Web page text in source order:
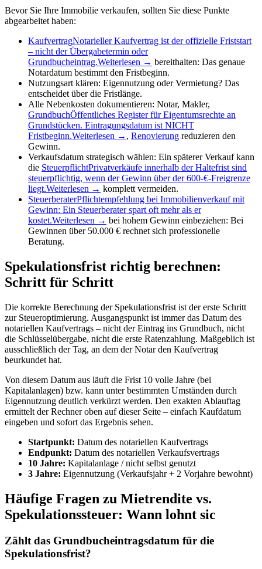
Bevor Sie Ihre Immobilie verkaufen, sollten Sie diese Punkte
abgearbeitet haben:
KaufvertragNotarieller Kaufvertrag ist der offizielle Friststart
– nicht der Übergabetermin oder
Grundbucheintrag.Weiterlesen → bereithalten: Das genaue
Notardatum bestimmt den Fristbeginn.
Nutzungsart klären: Eigennutzung oder Vermietung? Das
entscheidet über die Fristlänge.
Alle Nebenkosten dokumentieren: Notar, Makler,
GrundbuchÖffentliches Register für Eigentumsrechte an
Grundstücken. Eintragungsdatum ist NICHT
Fristbeginn.Weiterlesen → , Renovierung reduzieren den
Gewinn.
Verkaufsdatum strategisch wählen: Ein späterer Verkauf kann
die SteuerpflichtPrivatverkäufe innerhalb der Haltefrist sind
steuerpflichtig, wenn der Gewinn über der 600-€-Freigrenze
liegt.Weiterlesen → komplett vermeiden.
SteuerberaterPflichtempfehlung bei Immobilienverkauf mit
Gewinn: Ein Steuerberater spart oft mehr als er
kostet.Weiterlesen → bei hohem Gewinn einbeziehen: Bei
Gewinnen über 50.000 € rechnet sich professionelle
Beratung.
Spekulationsfrist richtig berechnen:
Schritt für Schritt
Die korrekte Berechnung der Spekulationsfrist ist der erste Schritt
zur Steueroptimierung. Ausgangspunkt ist immer das Datum des
notariellen Kaufvertrags – nicht der Eintrag ins Grundbuch, nicht
die Schlüsselübergabe, nicht die erste Ratenzahlung. Maßgeblich ist
ausschließlich der Tag, an dem der Notar den Kaufvertrag
beurkundet hat.
Von diesem Datum aus läuft die Frist 10 volle Jahre (bei
Kapitalanlagen) bzw. kann unter bestimmten Umständen durch
Eigennutzung deutlich verkürzt werden. Den exakten Ablauftag
ermittelt der Rechner oben auf dieser Seite – einfach Kaufdatum
eingeben und sofort das Ergebnis sehen.
Startpunkt: Datum des notariellen Kaufvertrags
Endpunkt: Datum des notariellen Verkaufsvertrags
10 Jahre: Kapitalanlage / nicht selbst genutzt
3 Jahre: Eigennutzung (Verkaufsjahr + 2 Vorjahre bewohnt)
Häufige Fragen zu Mietrendite vs.
Spekulationssteuer: Wann lohnt sic
Zählt das Grundbucheintragsdatum für die
Spekulationsfrist?